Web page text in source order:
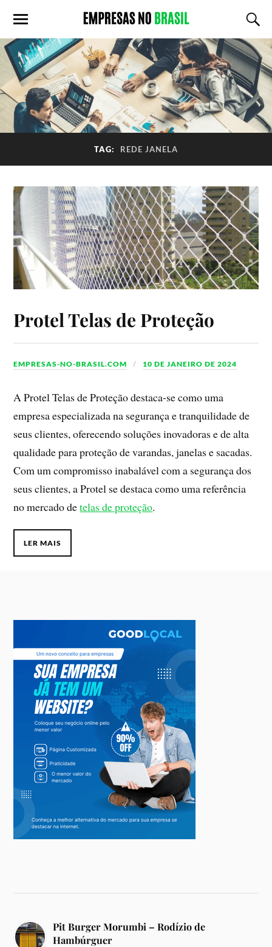
TAG: REDE JANELA
Protel Telas de Proteção
EMPRESAS-NO-BRASIL.COM 10 DE JANEIRO DE 2024
A Protel Telas de Proteção destaca-se como uma
empresa especializada na segurança e tranquilidade de
seus clientes, oferecendo soluções inovadoras e de alta
qualidade para proteção de varandas, janelas e sacadas.
Com um compromisso inabalável com a segurança dos
seus clientes, a Protel se destaca como uma referência
no mercado detelas de proteção.
LER MAIS
Pit Burger Morumbi – Rodízio de
Hambúrguer